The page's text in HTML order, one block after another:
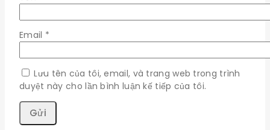
Email *
Lưu tên của tôi, email, và trang web trong trình
duyệt này cho lần bình luận kế tiếp của tôi.